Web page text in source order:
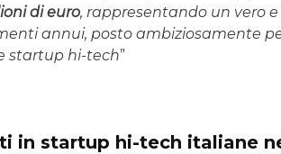
di euro, rappresentando un vero
annui, posto ambiziosamente
startup hi-tech”
in startup hi-tech italiane